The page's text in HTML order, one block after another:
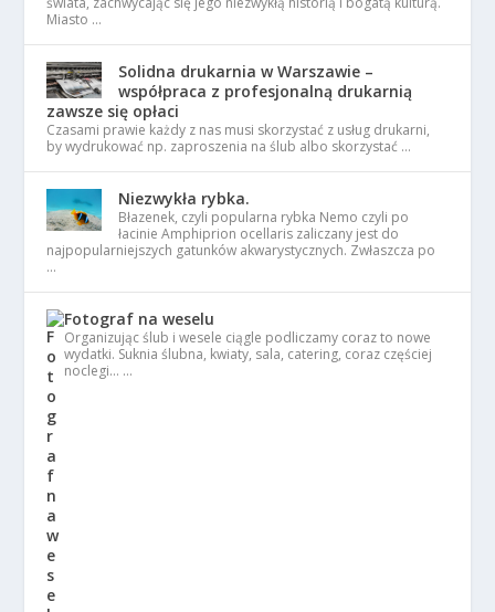
Miasto …
Solidna drukarnia w Warszawie –
współpraca z profesjonalną drukarnią
zawsze się opłaci
Czasami prawie każdy z nas musi skorzystać z usług drukarni,
by wydrukować np. zaproszenia na ślub albo skorzystać …
Niezwykła rybka.
Błazenek, czyli popularna rybka Nemo czyli po
łacinie Amphiprion ocellaris zaliczany jest do
najpopularniejszych gatunków akwarystycznych. Zwłaszcza po
…
Fotograf na weselu
Organizując ślub i wesele ciągle podliczamy coraz to nowe
wydatki. Suknia ślubna, kwiaty, sala, catering, coraz częściej
noclegi… …